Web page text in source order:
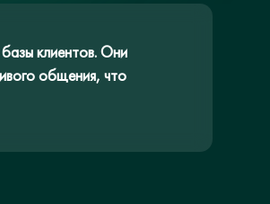
клиентов. Они
общения, что